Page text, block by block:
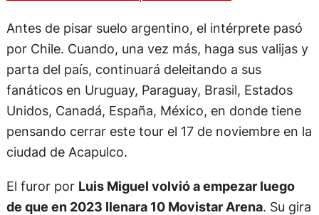
Antes de pisar suelo argentino, el intérprete pasó
por Chile. Cuando, una vez más, haga sus valijas y
parta del país, continuará deleitando a sus
fanáticos en Uruguay, Paraguay, Brasil, Estados
Unidos, Canadá, España, México, en donde tiene
pensando cerrar este tour el 17 de noviembre en la
ciudad de Acapulco.
El furor por Luis Miguel volvió a empezar luego
de que en 2023 llenara 10 Movistar Arena. Su gira